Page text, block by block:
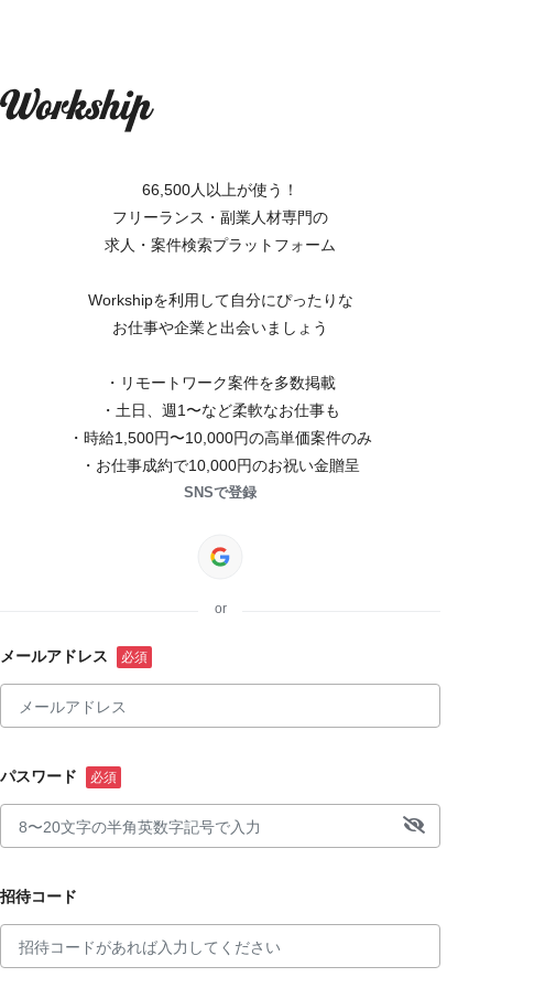
66,500人以上が使う！
フリーランス・副業人材専門の
求人・案件検索プラットフォーム
Workshipを利用して自分にぴったりな
お仕事や企業と出会いましょう
・リモートワーク案件を多数掲載
・土日、週1〜など柔軟なお仕事も
・時給1,500円〜10,000円の高単価案件のみ
・お仕事成約で10,000円のお祝い金贈呈
SNSで登録
or
メールアドレス
パスワード
招待コード